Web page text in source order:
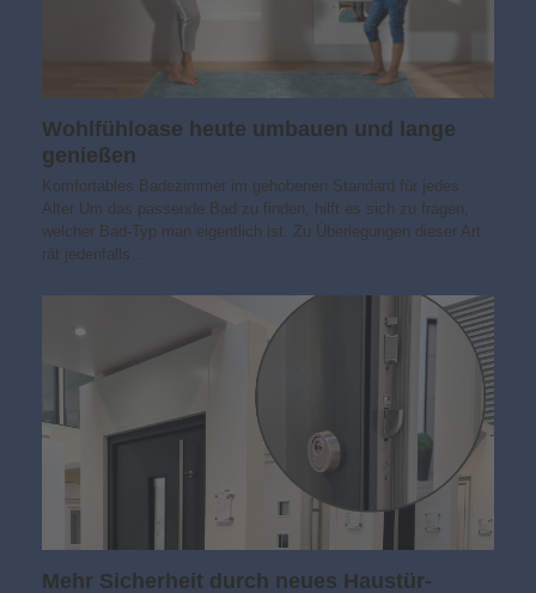
Wohlfühloase heute umbauen und lange
genießen
Komfortables Badezimmer im gehobenen Standard für jedes
Alter Um das passende Bad zu finden, hilft es sich zu fragen,
welcher Bad-Typ man eigentlich ist. Zu Überlegungen dieser Art
rät jedenfalls…
Mehr Sicherheit durch neues Haustür-